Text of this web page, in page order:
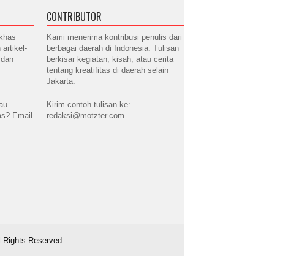
artikel-
Email
CONTRIBUTOR
Kami menerima kontribusi penulis dari
berbagai daerah di Indonesia. Tulisan
berkisar kegiatan, kisah, atau cerita
tentang kreatifitas di daerah selain
Jakarta.
Kirim contoh tulisan ke:
redaksi@motzter.com
Reserved